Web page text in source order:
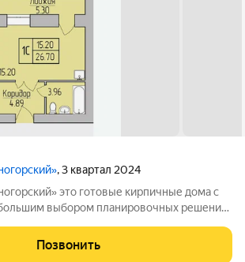
, 3 квартал 2024
кирпичные дома с
выбором планировочных решений.
Позвонить